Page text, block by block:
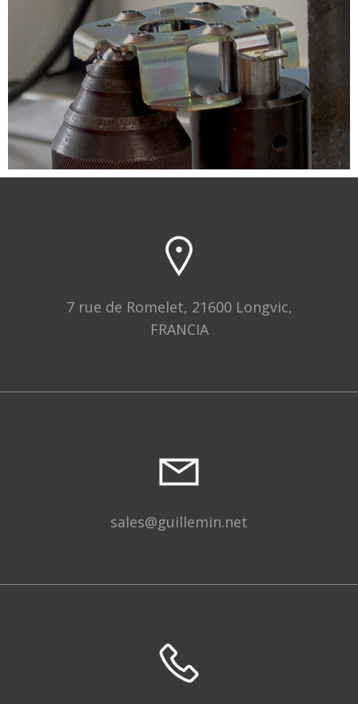
7 rue de Romelet, 21600 Longvic,
FRANCIA
sales@guillemin.net